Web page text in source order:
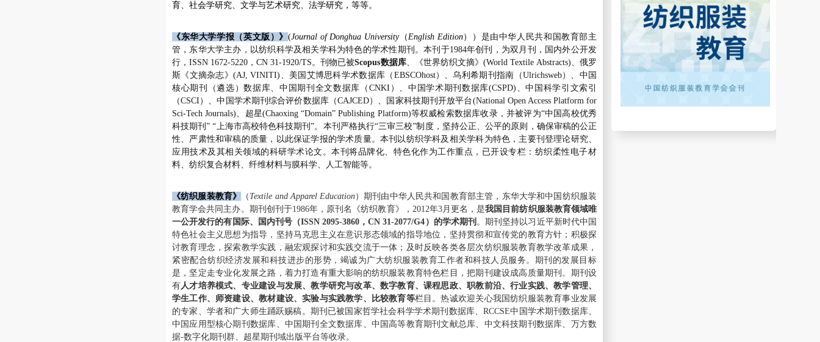
育、社会学研究、文学与艺术研究、法学研究 ，等等。
《东华大学学报（英文版）》(Journal of Donghua University（English Edition） ） 是由中华人民共和国教育部主
管，东华大学主办，以纺织科学及相关学科为特色的学术性期刊。本刊于1984年创刊，为双月刊，国内外公开发
行，ISSN 1672-5220 ，CN 31-1920/TS。刊物已被Scopus数据库、《世界纺织文摘》 (World Textile Abstracts)、俄罗
斯《文摘杂志》(AJ, VINITI) 、美国艾博思科学术数据库（ EBSCOhost）、乌利希期刊指南（Ulrichsweb）、中国
核心期刊（遴选）数据库、中国期刊全文数据库（ CNKI ）、中国学术期刊数据库(CSPD) 、中国科学引文索引
（CSCI ）、中国学术期刊综合评价数据库（CAJCED）、国家科技期刊开放平台(National Open Access Platform for
Sci-Tech Journals)、超星(Chaoxing“Domain” Publishing Platform)等权威检索数据库收录，并被评为“中国高校优秀
科技期刊” “上海市高校特色科技期刊”。本刊严格执行“三审三校”制度，坚持公正、公平的原则，确保审稿的公正
性、严肃性和审稿的质量，以此保证学报的学术质量。本刊以纺织学科及相关学科为特色，主要刊登理论研究、
应用技术及其相关领域的科研学术论文。本刊将品牌化、特色化作为工作重点，已开设专栏：纺织柔性电子材
料、纺织复合材料、纤维材料与膜科学、人工智能等。
《纺织服装教育》 （ Textile and Apparel Education）期刊由中华人民共和国教育部主管，东华大学和中国纺织服装
教育学会共同主办。期刊创刊于1986年，原刊名《纺织教育》，2012年3月更名，是我国目前纺织服装教育领域唯
一公开发行的有国际、国内刊号（ISSN 2095-3860，CN 31-2077/G4）的学术期刊 。期刊坚持以习近平新时代中国
特色社会主义思想为指导，坚持马克思主义在意识形态领域的指导地位，坚持贯彻和宣传党的教育方针；积极探
讨教育理念，探索教学实践，融宏观探讨和实践交流于一体；及时反映各类各层次纺织服装教育教学改革成果，
紧密配合纺织经济发展和科技进步的形势，竭诚为广大纺织服装教育工作者和科技人员服务。 期刊的发展目标
是，坚定走专业化发展之路，着力打造有重大影响的纺织服装教育特色栏目，把期刊建设成高质量期刊。期刊设
有人才培养模式、专业建设与发展、教学研究与改革、数字教育、课程思政、职教前沿、行业实践、教学管理、
学生工作、师资建设、教材建设、实验与实践教学、比较教育等栏目。热诚欢迎关心我国纺织服装教育事业发展
的专家、学者和广大师生踊跃赐稿。期刊已被国家哲学社会科学学术期刊数据库、RCCSE中国学术期刊数据库、
中国应用型核心期刊数据库、中国期刊全文数据库、中国高等教育期刊文献总库、中文科技期刊数据库、万方数
据-数字化期刊群、超星期刊域出版平台等收录。